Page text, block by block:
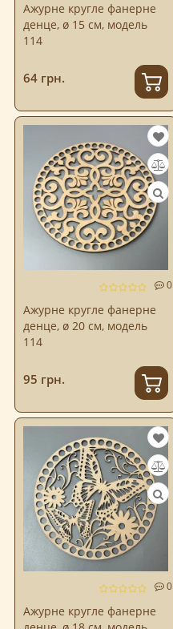
Ажурне кругле фанерне
денце, ø 15 см, модель
114
64 грн.
0
Ажурне кругле фанерне
денце, ø 20 см, модель
114
95 грн.
0
Ажурне кругле фанерне